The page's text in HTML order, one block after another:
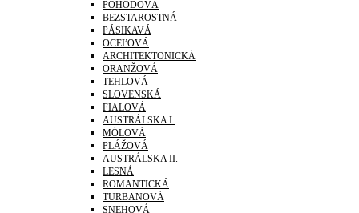
POHODOVÁ
BEZSTAROSTNÁ
PÁSIKAVÁ
OCEĽOVÁ
ARCHITEKTONICKÁ
ORANŽOVÁ
TEHLOVÁ
SLOVENSKÁ
FIALOVÁ
AUSTRÁLSKA I.
MÓLOVÁ
PLÁŽOVÁ
AUSTRÁLSKA II.
LESNÁ
ROMANTICKÁ
TURBANOVÁ
SNEHOVÁ